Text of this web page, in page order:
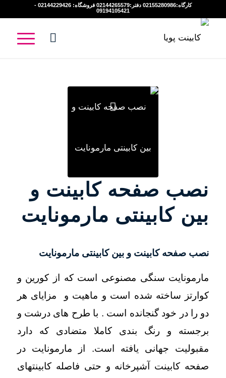
کارگاه:02155280986 دفتر:02144265579 فروشگاه: 02144229426 -
09194105421
نصب صفحه کابینت و
بین کابینتی مارمونایت
نصب صفحه کابینت و بین کابینتی مارمونایت
مارمونایت سنگی مصنوعی است که از کورین و
کوارتز ساخته شده است و ماهیت و مزایای هر
دو را در خود گنجانده است . با طرح های درشت و
برجسته و رنگ بندی کاملا متضادی که دارد
مقبولیت جهانی یافته است. از مارمونایت در
صفحه کابینت آشپرخانه و حتی فاصله کابینتهای